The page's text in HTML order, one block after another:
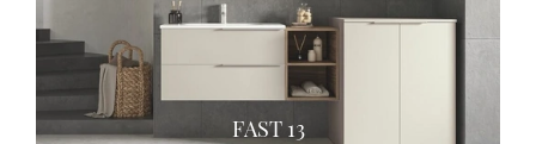
FAST 13